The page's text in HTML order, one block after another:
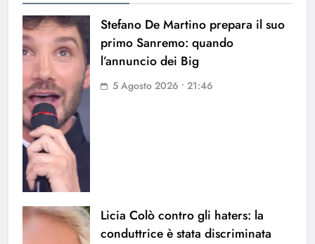
Stefano De Martino prepara il suo
primo Sanremo: quando
l’annuncio dei Big
5 Agosto 2026 • 21:46
Licia Colò contro gli haters: la
conduttrice è stata discriminata